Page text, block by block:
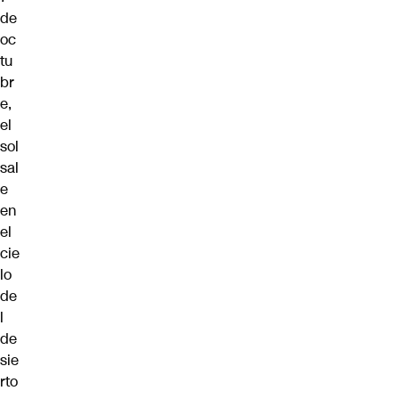
de
oc
tu
br
e,
el
sol
sal
e
en
el
cie
lo
de
l
de
sie
rto